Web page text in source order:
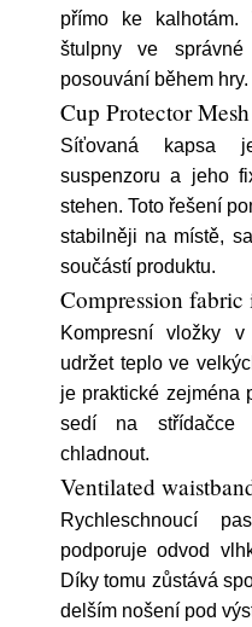
přímo ke
štulpny ve
posouvání během hry.
Cup Protector
Síťovaná kapsa
suspenzoru a jeho
stehen. Toto řešení
stabilněji na místě,
součástí produktu.
Compression fabric
Kompresní vložky
udržet teplo ve
je praktické zejména
sedí na střídačce
chladnout.
Ventilated
Rychleschnoucí
podporuje odvod
Díky tomu zůstává
delším nošení pod